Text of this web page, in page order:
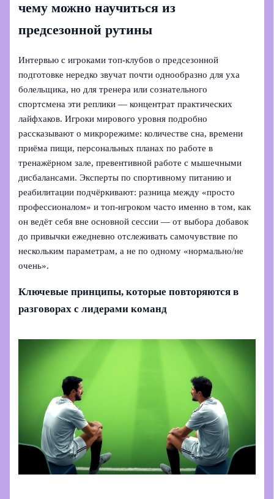
чему можно научиться из
предсезонной рутины
Интервью с игроками топ-клубов о предсезонной
подготовке нередко звучат почти однообразно для уха
болельщика, но для тренера или сознательного
спортсмена эти реплики — концентрат практических
лайфхаков. Игроки мирового уровня подробно
рассказывают о микрорежиме: количестве сна, времени
приёма пищи, персональных планах по работе в
тренажёрном зале, превентивной работе с мышечными
дисбалансами. Эксперты по спортивному питанию и
реабилитации подчёркивают: разница между «просто
профессионалом» и топ-игроком часто именно в том, как
он ведёт себя вне основной сессии — от выбора добавок
до привычки ежедневно отслеживать самочувствие по
нескольким параметрам, а не по одному «нормально/не
очень».
Ключевые принципы, которые повторяются в
разговорах с лидерами команд